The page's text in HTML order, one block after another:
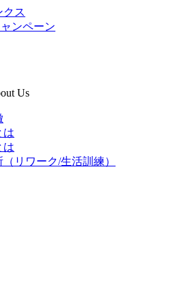
Us
は
は
リワーク/生活訓練）